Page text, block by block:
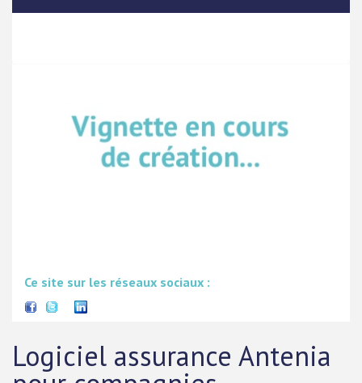
Ce site sur les réseaux sociaux :
Logiciel assurance Antenia